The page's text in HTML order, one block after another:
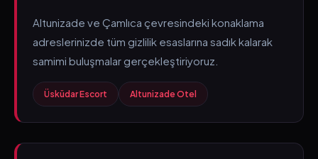
Altunizade ve Çamlıca çevresindeki konaklama
adreslerinizde tüm gizlilik esaslarına sadık kalarak
samimi buluşmalar gerçekleştiriyoruz.
Üsküdar Escort Altunizade Otel